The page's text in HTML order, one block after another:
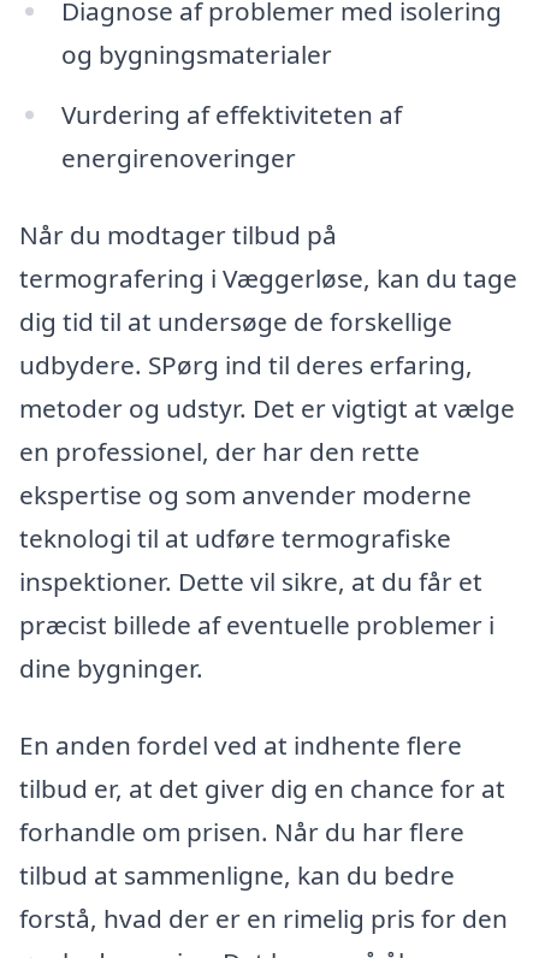
Diagnose af problemer med isolering
og bygningsmaterialer
Vurdering af effektiviteten af
energirenoveringer
Når du modtager tilbud på
termografering i Væggerløse, kan du tage
dig tid til at undersøge de forskellige
udbydere. SPørg ind til deres erfaring,
metoder og udstyr. Det er vigtigt at vælge
en professionel, der har den rette
ekspertise og som anvender moderne
teknologi til at udføre termografiske
inspektioner. Dette vil sikre, at du får et
præcist billede af eventuelle problemer i
dine bygninger.
En anden fordel ved at indhente flere
tilbud er, at det giver dig en chance for at
forhandle om prisen. Når du har flere
tilbud at sammenligne, kan du bedre
forstå, hvad der er en rimelig pris for den